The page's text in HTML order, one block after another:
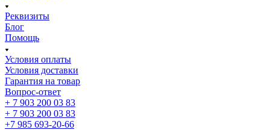
Реквизиты
Блог
Помощь
Условия оплаты
Условия доставки
Гарантия на товар
Вопрос-ответ
+ 7 903 200 03 83
+ 7 903 200 03 83
+7 985 693-20-66